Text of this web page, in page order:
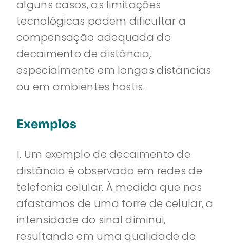
alguns casos, as limitações
tecnológicas podem dificultar a
compensação adequada do
decaimento de distância,
especialmente em longas distâncias
ou em ambientes hostis.
Exemplos
1. Um exemplo de decaimento de
distância é observado em redes de
telefonia celular. À medida que nos
afastamos de uma torre de celular, a
intensidade do sinal diminui,
resultando em uma qualidade de